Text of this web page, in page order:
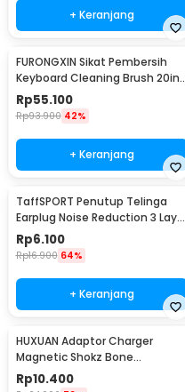
+ Keranjang
FURONGXIN Sikat Pembersih
Keyboard Cleaning Brush 20in1
with Liquid - Q20
Rp55.100
Rp93.900 42%
+ Keranjang
TaffSPORT Penutup Telinga
Earplug Noise Reduction 3 Layer
- VO70
Rp6.100
Rp16.900 64%
+ Keranjang
HUXUAN Adaptor Charger
Magnetic Shokz Bone
Conduction Earphone MidBend
Lightning - SY-ZW
Rp10.400